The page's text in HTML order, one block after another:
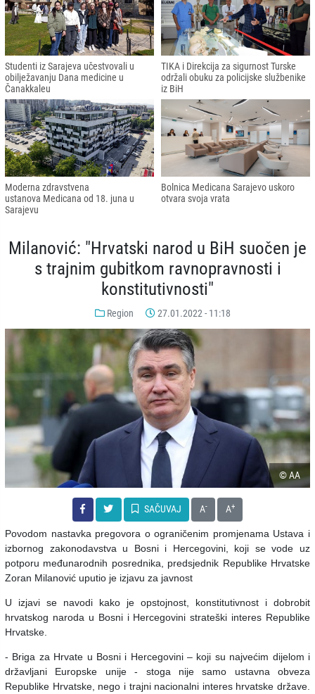
Studenti iz Sarajeva učestvovali u
obilježavanju Dana medicine u
Čanakkaleu
TIKA i Direkcija za sigurnost Turske
održali obuku za policijske službenike
iz BiH
Moderna zdravstvena
ustanova Medicana od 18. juna u
Sarajevu
Bolnica Medicana Sarajevo uskoro
otvara svoja vrata
Milanović: "Hrvatski narod u BiH suočen je
s trajnim gubitkom ravnopravnosti i
konstitutivnosti"
Region 27.01.2022 - 11:18
© AA
SAČUVAJ A- A+
Povodom nastavka pregovora o ograničenim promjenama Ustava i
izbornog zakonodavstva u Bosni i Hercegovini, koji se vode uz
potporu međunarodnih posrednika, predsjednik Republike Hrvatske
Zoran Milanović uputio je izjavu za javnost
U izjavi se navodi kako je opstojnost, konstitutivnost i dobrobit
hrvatskog naroda u Bosni i Hercegovini strateški interes Republike
Hrvatske.
- Briga za Hrvate u Bosni i Hercegovini – koji su najvećim dijelom i
državljani Europske unije - stoga nije samo ustavna obveza
Republike Hrvatske, nego i trajni nacionalni interes hrvatske države.